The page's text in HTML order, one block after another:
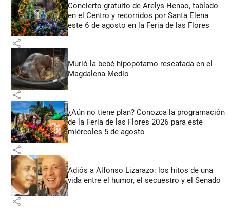
Concierto gratuito de Arelys Henao, tablado
en el Centro y recorridos por Santa Elena
este 6 de agosto en la Feria de las Flores
share
Murió la bebé hipopótamo rescatada en el
Magdalena Medio
share
¿Aún no tiene plan? Conozca la programación
de la Feria de las Flores 2026 para este
miércoles 5 de agosto
share
Adiós a Alfonso Lizarazo: los hitos de una
vida entre el humor, el secuestro y el Senado
share